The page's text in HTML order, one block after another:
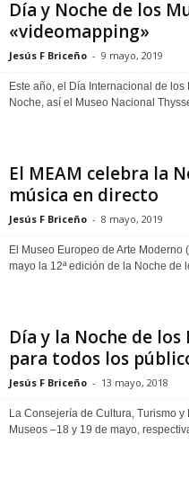
Día y Noche de los
«videomapping»
Jesús F Briceño - 9 mayo, 2019
Este año, el Día Internacional de
Noche, así el Museo Nacional
El MEAM celebra la
música en directo
Jesús F Briceño - 8 mayo, 2019
El Museo Europeo de Arte
mayo la 12ª edición de la Noche de
Día y la Noche de
para todos los
Jesús F Briceño - 13 mayo, 2018
La Consejería de Cultura, Turismo
Museos –18 y 19 de mayo,